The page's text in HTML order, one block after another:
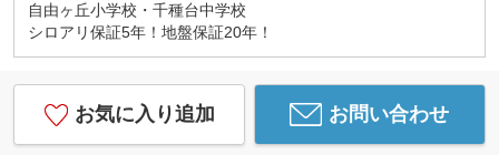
自由ヶ丘小学校・千種台中学校
シロアリ保証5年！地盤保証20年！
お気に入り追加 お問い合わせ